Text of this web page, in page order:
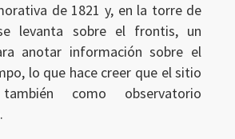
de 1821 y, en la torre de
levanta sobre el frontis, un
anotar información sobre el
lo que hace creer que el sitio
como observatorio